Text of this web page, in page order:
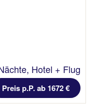
Hotel + Flug
Preis p.P. ab 1672 €